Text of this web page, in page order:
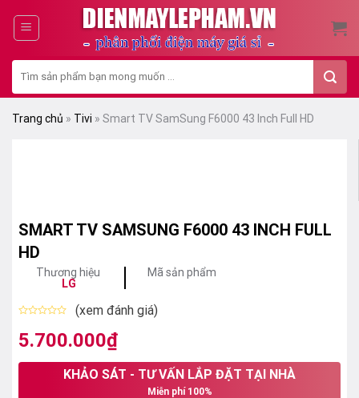
kiếm:
Trang chủ » Tivi » Smart TV SamSung F6000 43 Inch Full HD
SMART TV SAMSUNG F6000 43 INCH FULL
HD
Thương hiệu
LG
Mã sản phẩm
xếp
hạng
5
(xem đánh giá)
5.700.000₫
KHẢO SÁT - TƯ VẤN LẮP ĐẶT TẠI NHÀ
Miễn phí 100%